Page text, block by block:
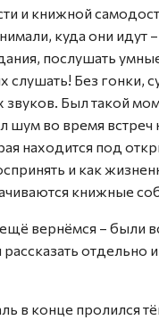
и книжной
куда они идут –
послушать
слушать! Без гонки,
Был такой
шум во время встреч
находится под
и как
книжные
вернёмся – были
отдельно
в конце пролился